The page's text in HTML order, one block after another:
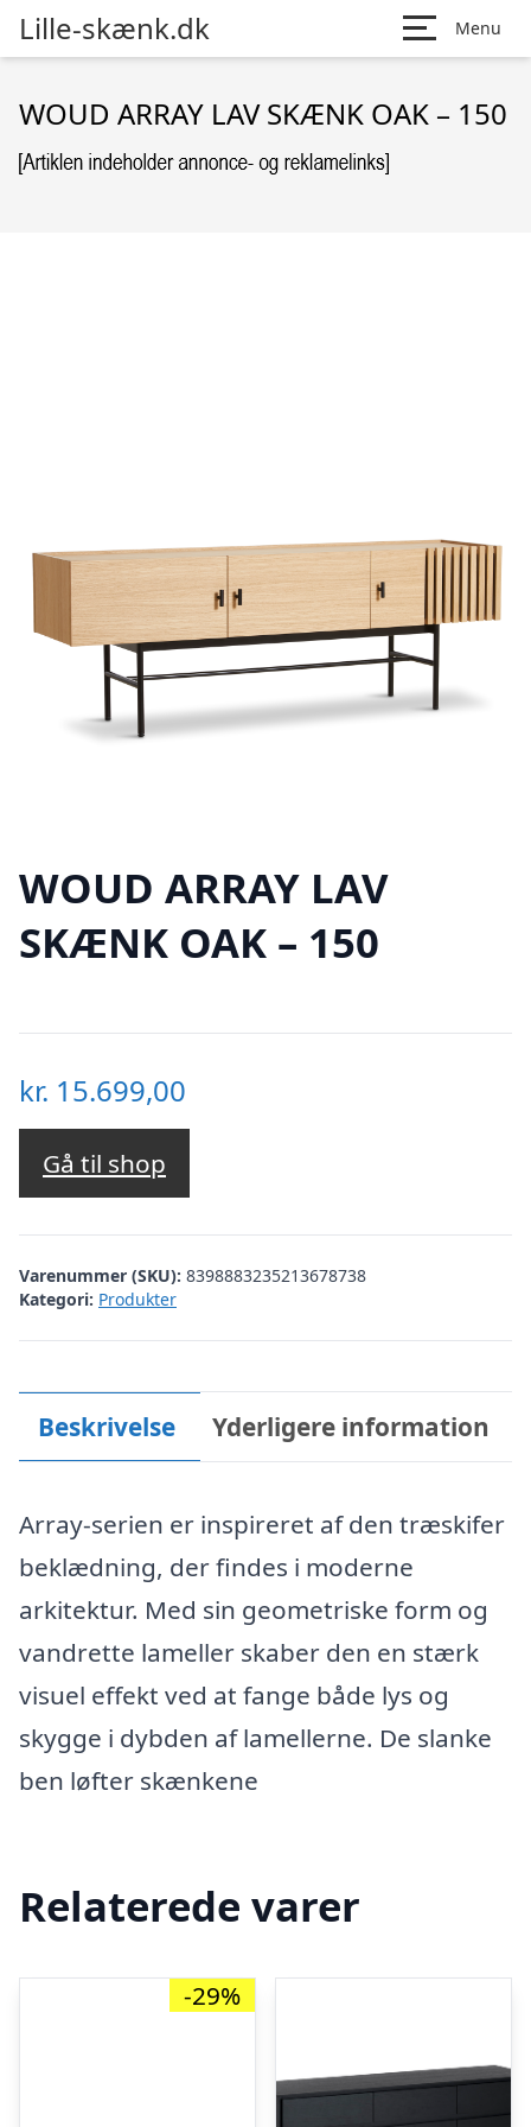
Lille-skænk.dk Menu
WOUD ARRAY LAV SKÆNK OAK – 150
WOUD ARRAY LAV
SKÆNK OAK – 150
kr. 15.699,00
Gå til shop
Varenummer (SKU): 8398883235213678738
Kategori: Produkter
Beskrivelse Yderligere information
Array-serien er inspireret af den træskifer
beklædning, der findes i moderne
arkitektur. Med sin geometriske form og
vandrette lameller skaber den en stærk
visuel effekt ved at fange både lys og
skygge i dybden af lamellerne. De slanke
ben løfter skænkene
Relaterede varer
-29%